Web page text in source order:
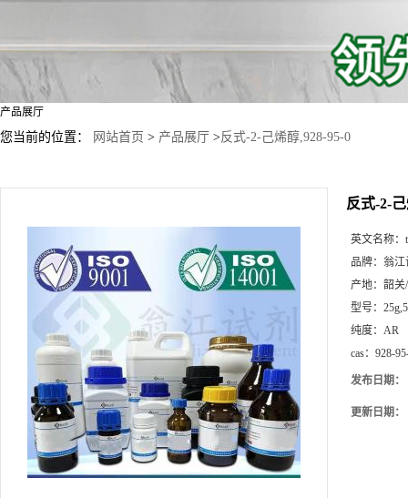
产品展厅
您当前的位置： 网站首页 > 产品展厅 >反式-2-己烯醇,928-95-0
反式-2-
英文名称：
品牌： 翁江
产地： 韶关
型号：
纯度： AR
cas： 928-
发布日期：
更新日期：